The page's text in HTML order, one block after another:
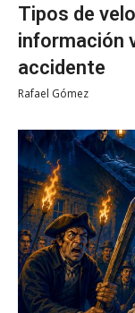
Tipos de
información
accidente
Rafael Gómez